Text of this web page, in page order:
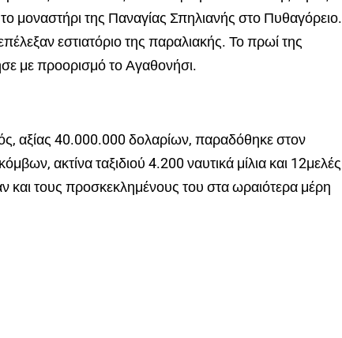
μοναστήρι της Παναγίας Σπηλιανής στο Πυθαγόρειο.
εστιατόριο της παραλιακής. Το πρωί της
με προορισμό το Αγαθονήσι.
αξίας 40.000.000 δολαρίων, παραδόθηκε στον
ακτίνα ταξιδιού 4.200 ναυτικά μίλια και 12μελές
και τους προσκεκλημένους του στα ωραιότερα μέρη